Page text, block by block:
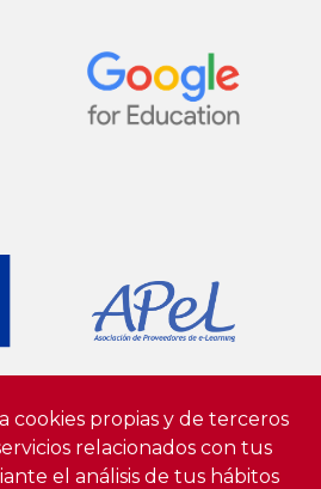
cookies propias y de terceros
relacionados con tus
el análisis de tus hábitos